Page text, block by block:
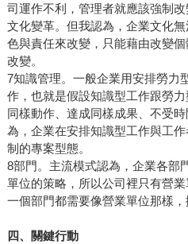
司運作不利，管理者就應該強制
文化變革。但我認為，企業文化
色與責任來改變，只能藉由改變
改變。
7知識管理。一般企業用安排勞力
作，也就是假設知識型工作跟勞
同樣動作、達成同樣成果、不受
為，企業在安排知識型工作與工
制的專案型態。
8部門。主流模式認為，企業各部
單位的策略，所以公司裡只有營
一個部門都需要像營業單位那樣，
四、關鍵行動